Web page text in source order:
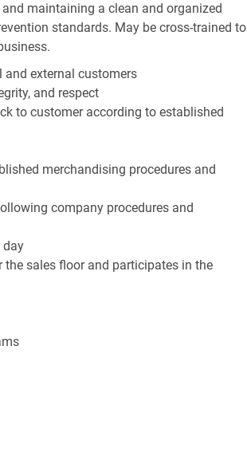
maintaining a clean and organized
standards. May be cross-trained to
and external customers
and respect
to customer according to established
merchandising procedures and
company procedures and
day
sales floor and participates in the